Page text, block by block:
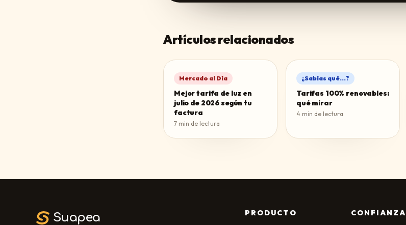
Artículos relacionados
Mercado al Día
Mejor tarifa de luz en
julio de 2026 según tu
factura
7 min de lectura
¿Sabías qué...?
Tarifas 100% renovables:
qué mirar
4 min de lectura
Suapea
PRODUCTO
CONFIANZA